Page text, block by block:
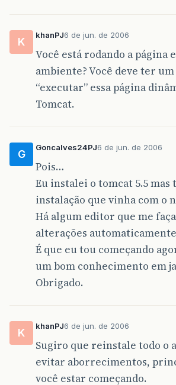
K
khanPJ6 de jun. de 2006
Você está rodando a página
ambiente? Você deve ter
“executar” essa página
Tomcat.
G
Goncalves24PJ6 de jun. de 2006
Pois…
Eu instalei o tomcat 5.5 mas
instalação que vinha com o
Há algum editor que me
alterações
É que eu tou começando
um bom conhecimento em
Obrigado.
K
khanPJ6 de jun. de 2006
Sugiro que reinstale todo o
evitar aborrecimentos,
você estar começando.